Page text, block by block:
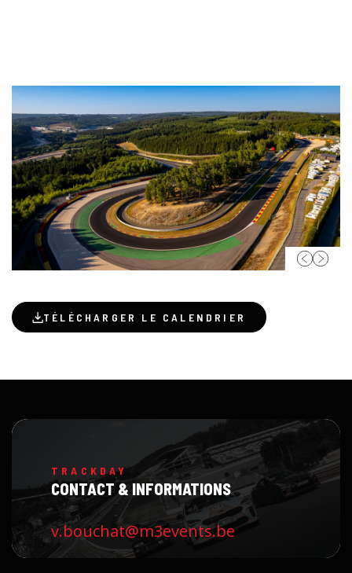
TÉLÉCHARGER LE CALENDRIER
TRACKDAY
CONTACT & INFORMATIONS
v.bouchat@m3events.be